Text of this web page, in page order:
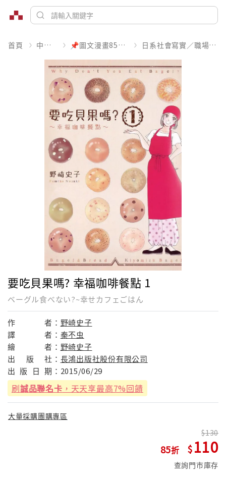
首頁 中文書 📌圖文漫畫85折起 日系社會寫實／職場職人
要吃貝果嗎? 幸福咖啡餐點 1
ベーグル食べない?~幸せカフェごはん
作 者： 野崎史子
譯
者： 秦不虫
繪
者： 野崎史子
出
版 社： 長鴻出版社股份有限公司
出 版 日 期： 2015/06/29
刷誠品聯名卡 ，天天享最高7%回饋
大量採購團購專區
85
130
110
查詢門市庫存